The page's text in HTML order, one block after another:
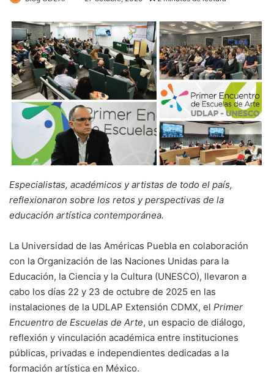
Especialistas, académicos y artistas de todo el país,
reflexionaron sobre los retos y perspectivas de la
educación artística contemporánea.
La Universidad de las Américas Puebla en colaboración
con la Organización de las Naciones Unidas para la
Educación, la Ciencia y la Cultura (UNESCO), llevaron a
cabo los días 22 y 23 de octubre de 2025 en las
instalaciones de la UDLAP Extensión CDMX, el Primer
Encuentro de Escuelas de Arte, un espacio de diálogo,
reflexión y vinculación académica entre instituciones
públicas, privadas e independientes dedicadas a la
formación artística en México.